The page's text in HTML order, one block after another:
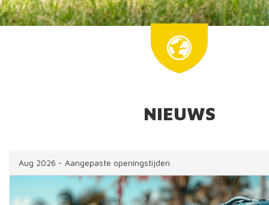
NIEUWS
Aug 2026 - Aangepaste openingstijden